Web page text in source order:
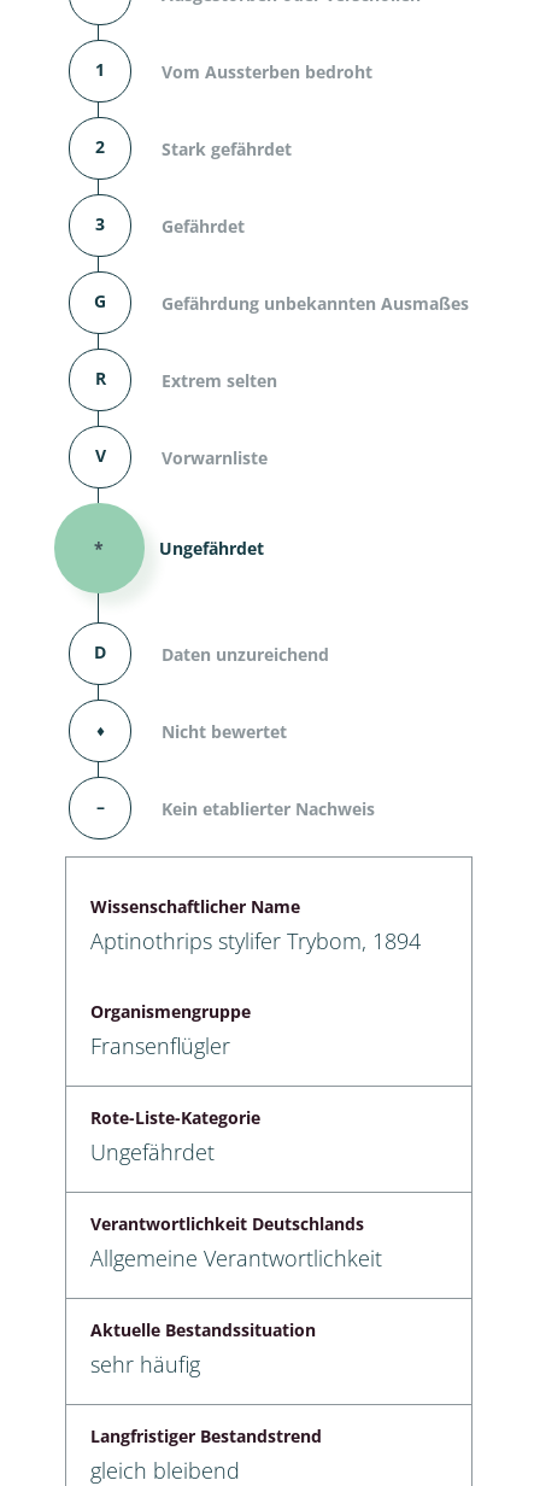
1 Vom Aussterben bedroht
2 Stark gefährdet
3 Gefährdet
G Gefährdung unbekannten Ausmaßes
R Extrem selten
V Vorwarnliste
* Ungefährdet
D Daten unzureichend
⬧ Nicht bewertet
– Kein etablierter Nachweis
Wissenschaftlicher Name
Aptinothrips stylifer Trybom, 1894
Organismengruppe
Fransenflügler
Rote-Liste-Kategorie
Ungefährdet
Verantwortlichkeit Deutschlands
Allgemeine Verantwortlichkeit
Aktuelle Bestandssituation
sehr häufig
Langfristiger Bestandstrend
gleich bleibend